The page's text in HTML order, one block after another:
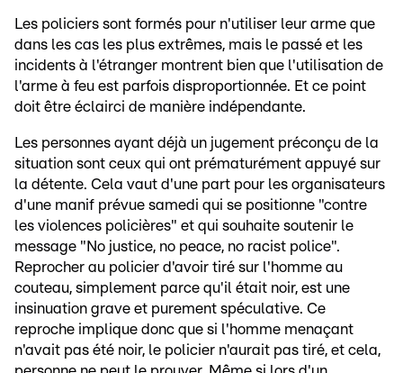
Les policiers sont formés pour n'utiliser leur arme que
dans les cas les plus extrêmes, mais le passé et les
incidents à l'étranger montrent bien que l'utilisation de
l'arme à feu est parfois disproportionnée. Et ce point
doit être éclairci de manière indépendante.
Les personnes ayant déjà un jugement préconçu de la
situation sont ceux qui ont prématurément appuyé sur
la détente. Cela vaut d'une part pour les organisateurs
d'une manif prévue samedi qui se positionne "contre
les violences policières" et qui souhaite soutenir le
message "No justice, no peace, no racist police".
Reprocher au policier d'avoir tiré sur l'homme au
couteau, simplement parce qu'il était noir, est une
insinuation grave et purement spéculative. Ce
reproche implique donc que si l'homme menaçant
n'avait pas été noir, le policier n'aurait pas tiré, et cela,